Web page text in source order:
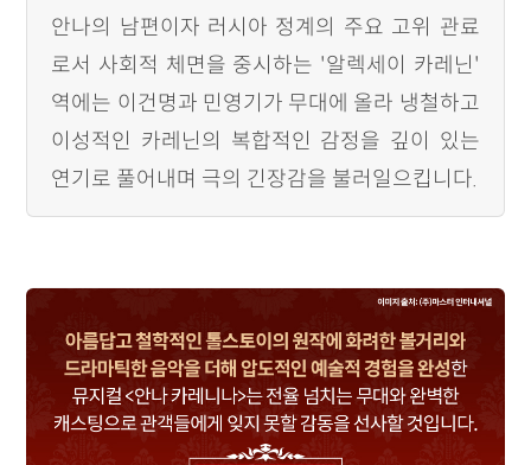
안나의 남편이자 러시아 정계의 주요 고위 관료
로서 사회적 체면을 중시하는 '알렉세이 카레닌'
역에는 이건명과 민영기가 무대에 올라 냉철하고
이성적인 카레닌의 복합적인 감정을 깊이 있는
연기로 풀어내며 극의 긴장감을 불러일으킵니다.